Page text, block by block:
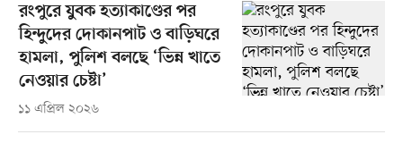
রংপুরে যুবক হত্যাকাণ্ডের পর
হিন্দুদের দোকানপাট ও বাড়িঘরে
হামলা, পুলিশ বলছে ‘ভিন্ন খাতে
নেওয়ার চেষ্টা’
১১ এপ্রিল ২০২৬